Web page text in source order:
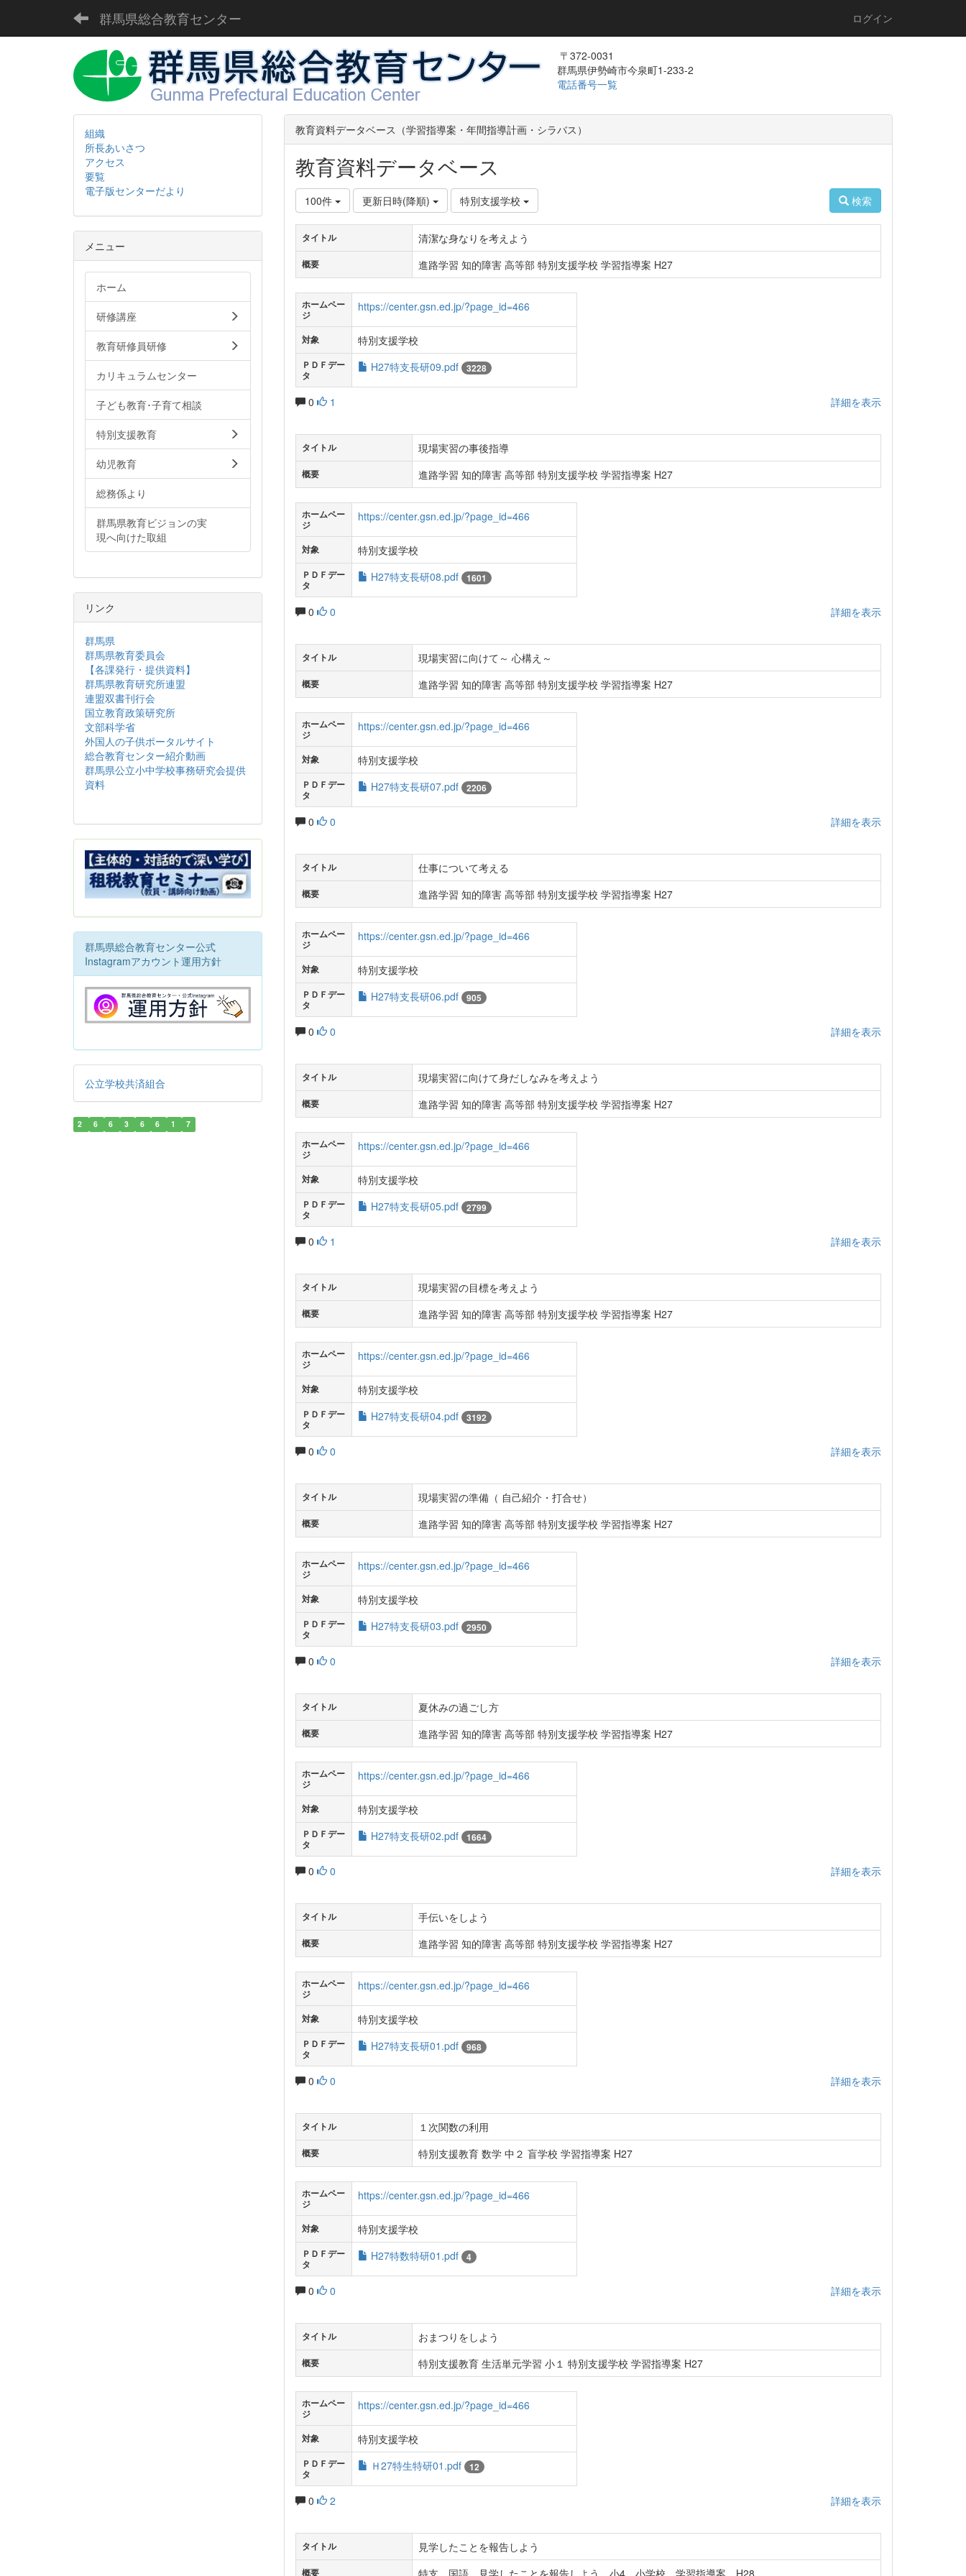
群馬県総合教育センター ログイン
〒372-0031
群馬県伊勢崎市今泉町1-233-2
電話番号一覧
教育資料データベース（学習指導案・年間指導計画・シラバス）
教育資料データベース
100件 更新日時(降順) 特別支援学校 検索
タイトル 清潔な身なりを考えよう
概要 進路学習 知的障害 高等部 特別支援学校 学習指導案 H27
ホームペー
ジ
https://center.gsn.ed.jp/?page_id=466
対象 特別支援学校
ＰＤＦデー
タ
H27特支長研09.pdf 3228
0 1 詳細を表示
タイトル 現場実習の事後指導
概要 進路学習 知的障害 高等部 特別支援学校 学習指導案 H27
ホームペー
ジ
https://center.gsn.ed.jp/?page_id=466
対象 特別支援学校
ＰＤＦデー
タ
H27特支長研08.pdf 1601
0 0 詳細を表示
タイトル 現場実習に向けて～ 心構え～
概要 進路学習 知的障害 高等部 特別支援学校 学習指導案 H27
ホームペー
ジ
https://center.gsn.ed.jp/?page_id=466
対象 特別支援学校
ＰＤＦデー
タ
H27特支長研07.pdf 2206
0 0 詳細を表示
タイトル 仕事について考える
概要 進路学習 知的障害 高等部 特別支援学校 学習指導案 H27
ホームペー
ジ
https://center.gsn.ed.jp/?page_id=466
対象 特別支援学校
ＰＤＦデー
タ
H27特支長研06.pdf 905
0 0 詳細を表示
タイトル 現場実習に向けて身だしなみを考えよう
概要 進路学習 知的障害 高等部 特別支援学校 学習指導案 H27
ホームペー
ジ
https://center.gsn.ed.jp/?page_id=466
対象 特別支援学校
ＰＤＦデー
タ
H27特支長研05.pdf 2799
0 1 詳細を表示
タイトル 現場実習の目標を考えよう
概要 進路学習 知的障害 高等部 特別支援学校 学習指導案 H27
ホームペー
ジ
https://center.gsn.ed.jp/?page_id=466
対象 特別支援学校
ＰＤＦデー
タ
H27特支長研04.pdf 3192
0 0 詳細を表示
タイトル 現場実習の準備（ 自己紹介・打合せ）
概要 進路学習 知的障害 高等部 特別支援学校 学習指導案 H27
ホームペー
ジ
https://center.gsn.ed.jp/?page_id=466
対象 特別支援学校
ＰＤＦデー
タ
H27特支長研03.pdf 2950
0 0 詳細を表示
タイトル 夏休みの過ごし方
概要 進路学習 知的障害 高等部 特別支援学校 学習指導案 H27
ホームペー
ジ
https://center.gsn.ed.jp/?page_id=466
対象 特別支援学校
ＰＤＦデー
タ
H27特支長研02.pdf 1664
0 0 詳細を表示
タイトル 手伝いをしよう
概要 進路学習 知的障害 高等部 特別支援学校 学習指導案 H27
ホームペー
ジ
https://center.gsn.ed.jp/?page_id=466
対象 特別支援学校
ＰＤＦデー
タ
H27特支長研01.pdf 968
0 0 詳細を表示
タイトル １次関数の利用
概要 特別支援教育 数学 中２ 盲学校 学習指導案 H27
ホームペー
ジ
https://center.gsn.ed.jp/?page_id=466
対象 特別支援学校
ＰＤＦデー
タ
H27特数特研01.pdf 4
0 0 詳細を表示
タイトル おまつりをしよう
概要 特別支援教育 生活単元学習 小１ 特別支援学校 学習指導案 H27
ホームペー
ジ
https://center.gsn.ed.jp/?page_id=466
対象 特別支援学校
ＰＤＦデー
タ
Ｈ27特生特研01.pdf 12
0 2 詳細を表示
タイトル 見学したことを報告しよう
概要 特支 国語 見学したことを報告しよう 小4 小学校 学習指導案 H28
組織
所長あいさつ
アクセス
要覧
電子版センターだより
メニュー
ホーム
研修講座
教育研修員研修
カリキュラムセンター
子ども教育･子育て相談
特別支援教育
幼児教育
総務係より
群馬県教育ビジョンの実
現へ向けた取組
リンク
群馬県
群馬県教育委員会
【各課発行・提供資料】
群馬県教育研究所連盟
連盟双書刊行会
国立教育政策研究所
文部科学省
外国人の子供ポータルサイト
総合教育センター紹介動画
群馬県公立小中学校事務研究会提供
資料
群馬県総合教育センター公式
Instagramアカウント運用方針
公立学校共済組合
2 6 6 3 6 6 1 7